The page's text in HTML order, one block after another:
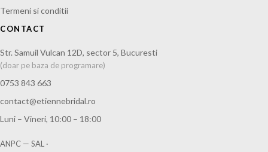
Termeni si conditii
CONTACT
Str. Samuil Vulcan 12D, sector 5, Bucuresti
(doar pe baza de programare)
0753 843 663
contact@etiennebridal.ro
Luni – Vineri, 10:00 – 18:00
ANPC — SAL ·